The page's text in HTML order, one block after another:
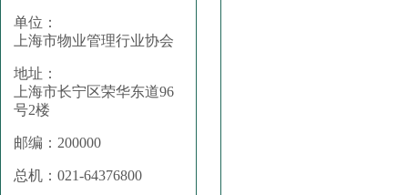
单位：
上海市物业管理行业协会
地址：
上海市长宁区荣华东道96
号2楼
邮编：200000
总机：021-64376800